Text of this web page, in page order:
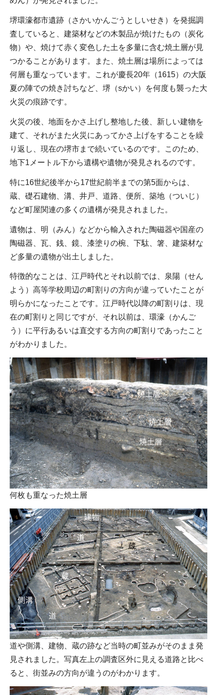
堺環濠都市遺跡（さかいかんごうとしいせき）を発掘調
査していると、建築材などの木製品が焼けたもの（炭化
物）や、焼けて赤く変色した土を多量に含む焼土層が見
つかることがあります。また、焼土層は場所によっては
何層も重なっています。これが慶長20年（1615）の大阪
夏の陣での焼き討ちなど、堺（sかい）を何度も襲った大
火災の痕跡です。
火災の後、地面をかさ上げし整地した後、新しい建物を
建て、それがまた火災にあってかさ上げをすることを繰
り返し、現在の堺市まで続いているのです。このため、
地下1メートル下から遺構や遺物が発見されるのです。
特に16世紀後半から17世紀前半までの第5面からは、
蔵、礎石建物、溝、井戸、道路、便所、築地（ついじ）
など町屋関連の多くの遺構が発見されました。
遺物は、明（みん）などから輸入された陶磁器や国産の
陶磁器、瓦、銭、鏡、漆塗りの椀、下駄、箸、建築材な
ど多量の遺物が出土しました。
特徴的なことは、江戸時代とそれ以前では、泉陽（せん
よう）高等学校周辺の町割りの方向が違っていたことが
明らかになったことです。江戸時代以降の町割りは、現
在の町割りと同じですが、それ以前は、環濠（かんご
う）に平行あるいは直交する方向の町割りであったこと
がわかりました。
何枚も重なった焼土層
道や側溝、建物、蔵の跡など当時の町並みがそのまま発
見されました。写真左上の調査区外に見える道路と比べ
ると、街並みの方向が違うのがわかります。